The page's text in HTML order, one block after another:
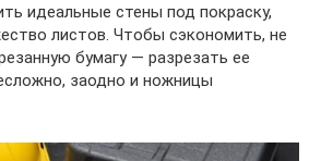
идеальные стены под покраску,
листов. Чтобы сэкономить, не
бумагу — разрезать ее
заодно и ножницы